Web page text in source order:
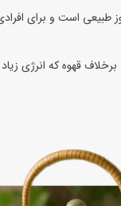
طبیعی است و برای
برخلاف قهوه که انرژی